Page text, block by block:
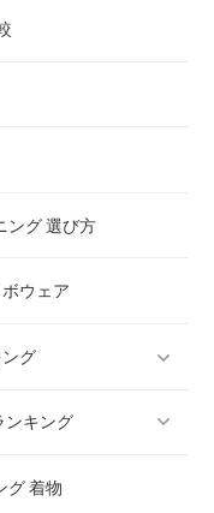
質 料金 比較
高品質 料金 比較
高品質 料金 比較
品質 料金 比較
品質 料金 比較
ング 選び方
ウェア
グ
ランキング
ランキング
ンキング
いランキング
グ 着物